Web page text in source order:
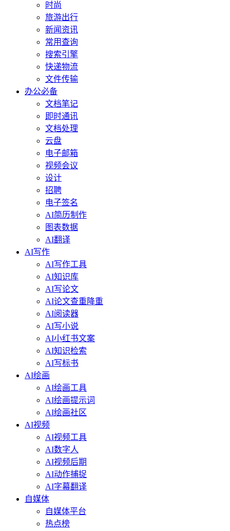
时尚
旅游出行
新闻资讯
常用查询
搜索引擎
快递物流
文件传输
办公必备
文档笔记
即时通讯
文档处理
云盘
电子邮箱
视频会议
设计
招聘
电子签名
AI简历制作
图表数据
AI翻译
AI写作
AI写作工具
AI知识库
AI写论文
AI论文查重降重
AI阅读器
AI写小说
AI小红书文案
AI知识检索
AI写标书
AI绘画
AI绘画工具
AI绘画提示词
AI绘画社区
AI视频
AI视频工具
AI数字人
AI视频后期
AI动作捕捉
AI字幕翻译
自媒体
自媒体平台
热点榜